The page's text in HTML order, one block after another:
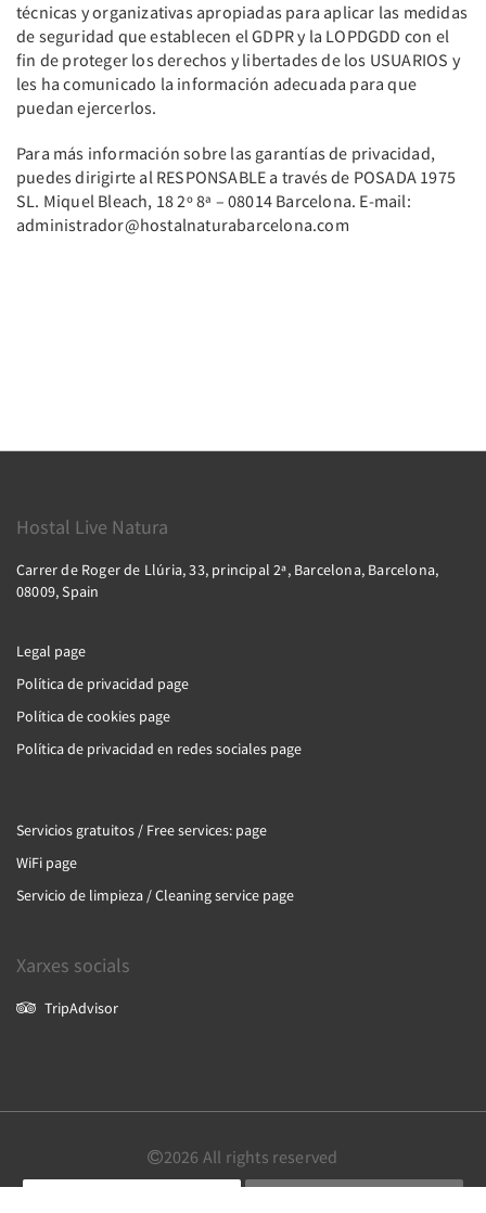
técnicas y organizativas apropiadas para aplicar las medidas
de seguridad que establecen el GDPR y la LOPDGDD con el
fin de proteger los derechos y libertades de los USUARIOS y
les ha comunicado la información adecuada para que
puedan ejercerlos.
Para más información sobre las garantías de privacidad,
puedes dirigirte al RESPONSABLE a través de POSADA 1975
SL. Miquel Bleach, 18 2º 8ª – 08014 Barcelona. E-mail:
administrador@hostalnaturabarcelona.com
Hostal Live Natura
Carrer de Roger de Llúria, 33, principal 2ª, Barcelona, Barcelona,
08009, Spain
Legal page
Política de privacidad page
Política de cookies page
Política de privacidad en redes sociales page
Servicios gratuitos / Free services: page
WiFi page
Servicio de limpieza / Cleaning service page
Xarxes socials
TripAdvisor
2026 All rights reserved
English